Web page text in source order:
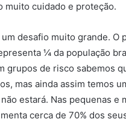
muito cuidado e proteção.
um desafio muito grande. O
¼ da população
grupos de risco sabemos
mas ainda assim temos
estará. Nas pequenas e
cerca de 70% dos